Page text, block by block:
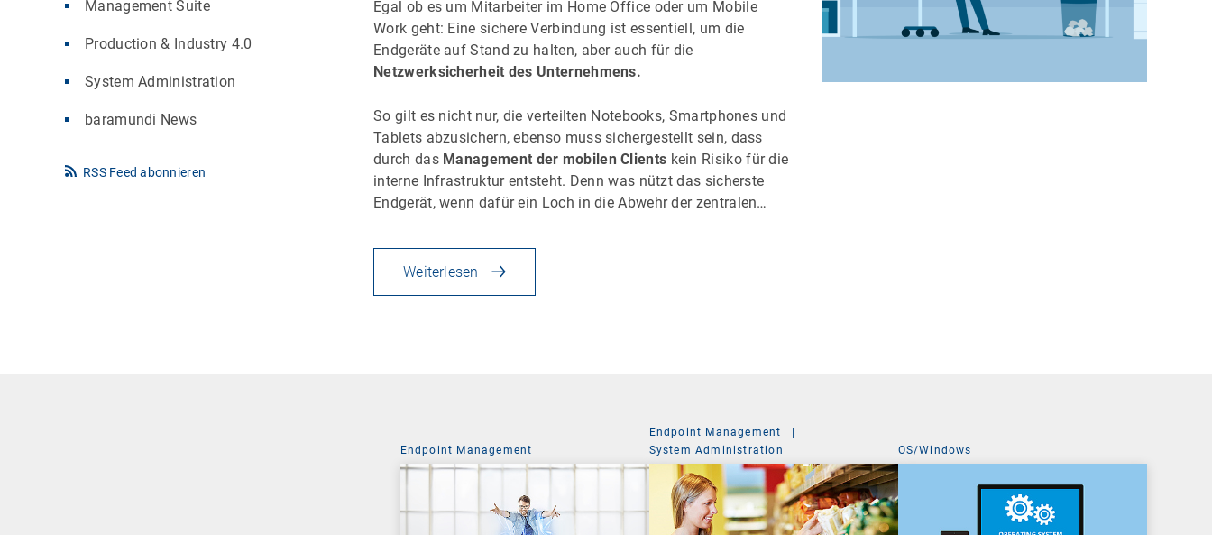
Management Suite
Production & Industry 4.0
System Administration
baramundi News
RSS Feed abonnieren
Egal ob es um Mitarbeiter im Home Office oder um Mobile
Work geht: Eine sichere Verbindung ist essentiell, um die
Endgeräte auf Stand zu halten, aber auch für die
Netzwerksicherheit des Unternehmens.
So gilt es nicht nur, die verteilten Notebooks, Smartphones und
Tablets abzusichern, ebenso muss sichergestellt sein, dass
durch das Management der mobilen Clients kein Risiko für die
interne Infrastruktur entsteht. Denn was nützt das sicherste
Endgerät, wenn dafür ein Loch in die Abwehr der zentralen…
Weiterlesen
Endpoint Management
Endpoint Management
|
System Administration
OS/Windows